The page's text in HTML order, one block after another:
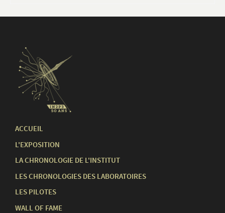
ACCUEIL
L'EXPOSITION
LA CHRONOLOGIE DE L'INSTITUT
LES CHRONOLOGIES DES LABORATOIRES
LES PILOTES
WALL OF FAME